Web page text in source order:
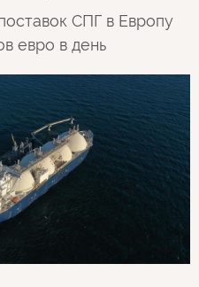
СПГ в Европу
евро в день